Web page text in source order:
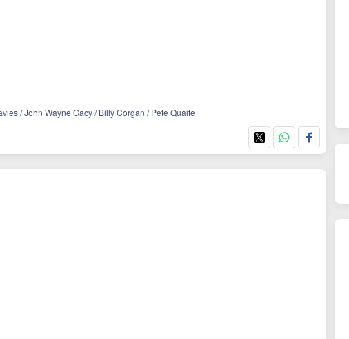
/ John Wayne Gacy / Billy Corgan / Pete Quaife